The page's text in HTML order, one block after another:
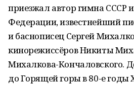
приезжал автор гимна СССР
Федерации, известнейший
и баснописец Сергей
кинорежиссёров Никиты
Михалкова-Кончаловского.
до Горящей горы в 80-е годы